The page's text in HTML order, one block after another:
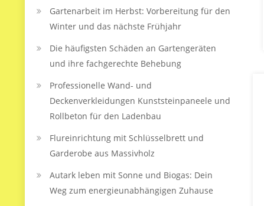
Gartenarbeit im Herbst: Vorbereitung für den
Winter und das nächste Frühjahr
Die häufigsten Schäden an Gartengeräten
und ihre fachgerechte Behebung
Professionelle Wand- und
Deckenverkleidungen Kunststeinpaneele und
Rollbeton für den Ladenbau
Flureinrichtung mit Schlüsselbrett und
Garderobe aus Massivholz
Autark leben mit Sonne und Biogas: Dein
Weg zum energieunabhängigen Zuhause